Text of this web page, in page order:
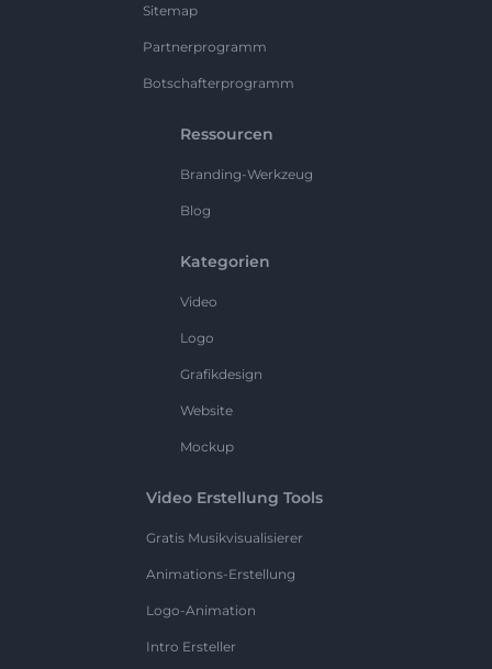
Sitemap
Partnerprogramm
Botschafterprogramm
Ressourcen
Branding-Werkzeug
Blog
Kategorien
Video
Logo
Grafikdesign
Website
Mockup
Video Erstellung Tools
Gratis Musikvisualisierer
Animations-Erstellung
Logo-Animation
Intro Ersteller